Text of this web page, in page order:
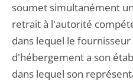
soumet simultanément
retrait à l'autorité
dans lequel le
d'hébergement a son
dans lequel son